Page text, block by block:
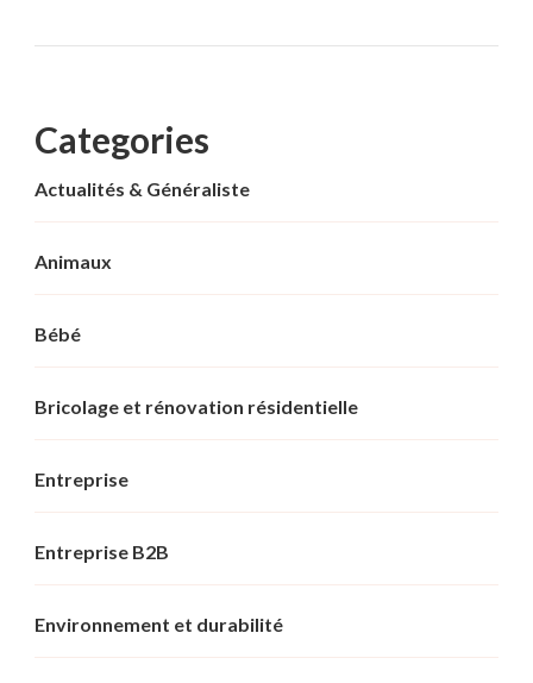
Categories
Actualités & Généraliste
Animaux
Bébé
Bricolage et rénovation résidentielle
Entreprise
Entreprise B2B
Environnement et durabilité